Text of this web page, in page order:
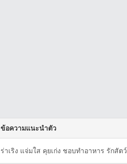
ข้อความแนะนำตัว
ร่าเริง แจ่มใส คุยเก่ง ชอบทำอาหาร รักสัตว์